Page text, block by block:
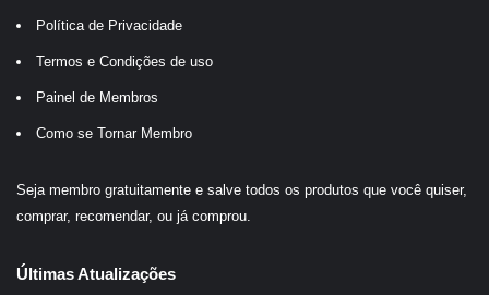
Política de Privacidade
Termos e Condições de uso
Painel de Membros
Como se Tornar Membro
Seja membro gratuitamente e salve todos os produtos que você quiser,
comprar, recomendar, ou já comprou.
Últimas Atualizações